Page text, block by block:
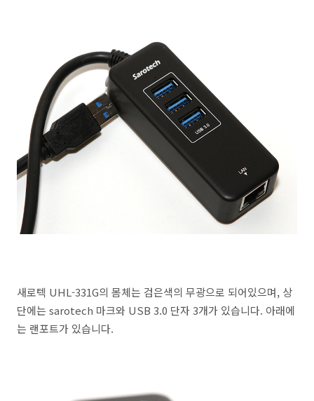
새로텍 UHL-331G의 몸체는 검은색의 무광으로 되어있으며, 상
단에는 sarotech 마크와 USB 3.0 단자 3개가 있습니다. 아래에
는 랜포트가 있습니다.